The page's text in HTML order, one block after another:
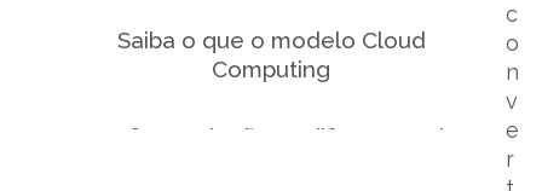
c
o
n
v
e
r
Saiba o que o modelo Cloud
Computing
Confira quais são as diferenças de